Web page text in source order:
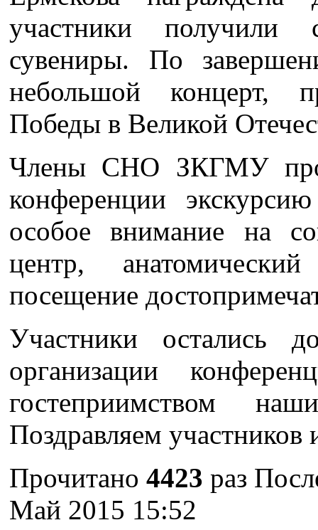
участники получили
сувениры. По
небольшой концерт,
Победы в Великой
Члены СНО ЗКГМУ
конференции
особое внимание на
центр,
посещение
Участники остались
организации
гостеприимством
Поздравляем участников
Прочитано 4423 раз
Май 2015 15:52